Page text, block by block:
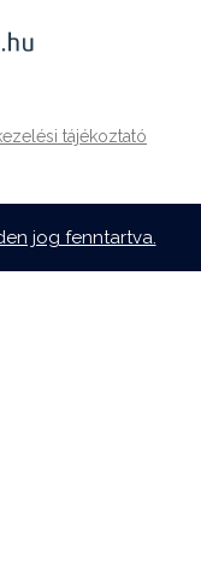
tájékoztató
jog fenntartva.